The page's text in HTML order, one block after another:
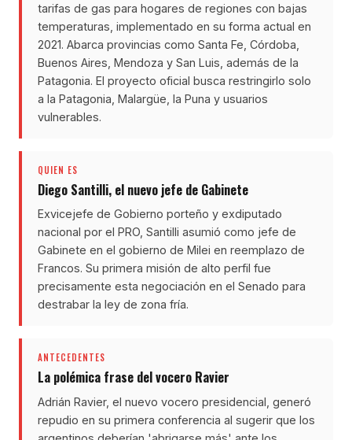
tarifas de gas para hogares de regiones con bajas
temperaturas, implementado en su forma actual en
2021. Abarca provincias como Santa Fe, Córdoba,
Buenos Aires, Mendoza y San Luis, además de la
Patagonia. El proyecto oficial busca restringirlo solo
a la Patagonia, Malargüe, la Puna y usuarios
vulnerables.
QUIEN ES
Diego Santilli, el nuevo jefe de Gabinete
Exvicejefe de Gobierno porteño y exdiputado
nacional por el PRO, Santilli asumió como jefe de
Gabinete en el gobierno de Milei en reemplazo de
Francos. Su primera misión de alto perfil fue
precisamente esta negociación en el Senado para
destrabar la ley de zona fría.
ANTECEDENTES
La polémica frase del vocero Ravier
Adrián Ravier, el nuevo vocero presidencial, generó
repudio en su primera conferencia al sugerir que los